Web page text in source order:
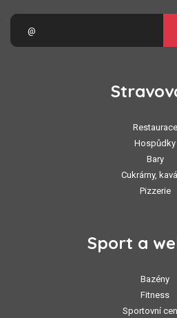
Restaurace
Hospůdky
Bary
Cukrárny,
Pizzerie
Sport a
Bazény
Fitness
Sportovní